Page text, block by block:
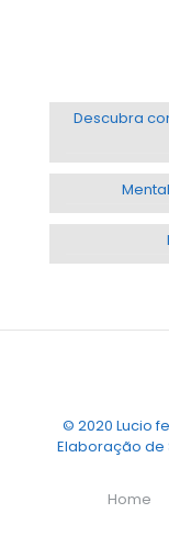
Descubra
© 2020 Lucio
Elaboração de
Home